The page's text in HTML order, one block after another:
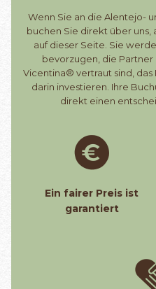
Wenn Sie an die Alentejo-
buchen Sie direkt über uns,
auf dieser Seite. Sie
bevorzugen, die Partner
Vicentina® vertraut sind,
darin investieren. Ihre
direkt einen
Ein fairer Preis ist
garantiert